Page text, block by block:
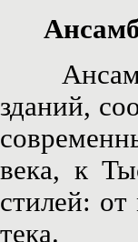
зданий,
века, к
стилей:
тека.